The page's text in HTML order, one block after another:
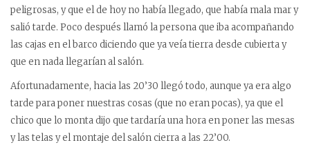
peligrosas, y que el de hoy no había llegado, que había mala mar y
salió tarde. Poco después llamó la persona que iba acompañando
las cajas en el barco diciendo que ya veía tierra desde cubierta y
que en nada llegarían al salón.
Afortunadamente, hacia las 20’30 llegó todo, aunque ya era algo
tarde para poner nuestras cosas (que no eran pocas), ya que el
chico que lo monta dijo que tardaría una hora en poner las mesas
y las telas y el montaje del salón cierra a las 22’00.